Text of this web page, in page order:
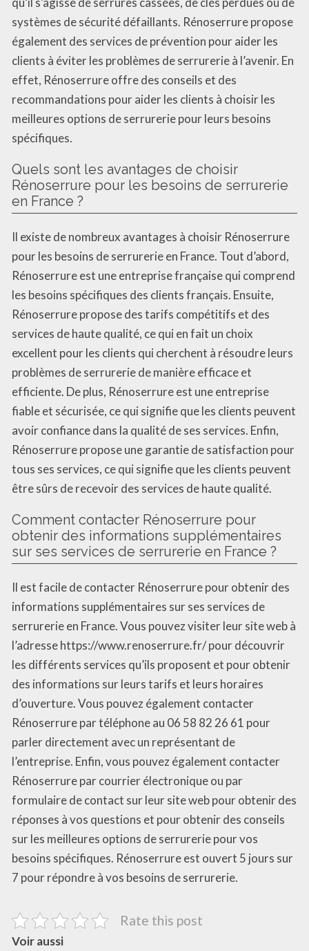
systèmes de sécurité défaillants. Rénoserrure propose
également des services de prévention pour aider les
clients à éviter les problèmes de serrurerie à l’avenir. En
effet, Rénoserrure offre des conseils et des
recommandations pour aider les clients à choisir les
meilleures options de serrurerie pour leurs besoins
spécifiques.
Quels sont les avantages de choisir
Rénoserrure pour les besoins de serrurerie
en France ?
Il existe de nombreux avantages à choisir Rénoserrure
pour les besoins de serrurerie en France. Tout d’abord,
Rénoserrure est une entreprise française qui comprend
les besoins spécifiques des clients français. Ensuite,
Rénoserrure propose des tarifs compétitifs et des
services de haute qualité, ce qui en fait un choix
excellent pour les clients qui cherchent à résoudre leurs
problèmes de serrurerie de manière efficace et
efficiente. De plus, Rénoserrure est une entreprise
fiable et sécurisée, ce qui signifie que les clients peuvent
avoir confiance dans la qualité de ses services. Enfin,
Rénoserrure propose une garantie de satisfaction pour
tous ses services, ce qui signifie que les clients peuvent
être sûrs de recevoir des services de haute qualité.
Comment contacter Rénoserrure pour
obtenir des informations supplémentaires
sur ses services de serrurerie en France ?
Il est facile de contacter Rénoserrure pour obtenir des
informations supplémentaires sur ses services de
serrurerie en France. Vous pouvez visiter leur site web à
l’adresse https://www.renoserrure.fr/ pour découvrir
les différents services qu’ils proposent et pour obtenir
des informations sur leurs tarifs et leurs horaires
d’ouverture. Vous pouvez également contacter
Rénoserrure par téléphone au 06 58 82 26 61 pour
parler directement avec un représentant de
l’entreprise. Enfin, vous pouvez également contacter
Rénoserrure par courrier électronique ou par
formulaire de contact sur leur site web pour obtenir des
réponses à vos questions et pour obtenir des conseils
sur les meilleures options de serrurerie pour vos
besoins spécifiques. Rénoserrure est ouvert 5 jours sur
7 pour répondre à vos besoins de serrurerie.
Rate this post
Voir aussi